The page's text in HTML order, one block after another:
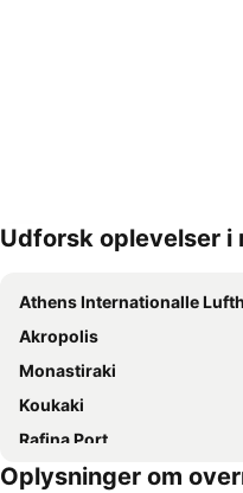
Udvid kort
Udforsk oplevelser i
Athens Internationalle Lufthavn Eleftherios Venizelos
Akropolis
Monastiraki
Koukaki
Rafina Port
Port of Piraeus
Oplysninger om